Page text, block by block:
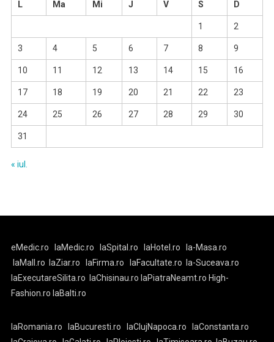
L
Ma Mi J V S D
1 2
3 4 5 6 7 8 9
10 11 12 13 14 15 16
17 18 19 20 21 22 23
24 25 26 27 28 29 30
31
« iul.
eMedic.ro laMedic.ro laSpital.ro laHotel.ro
la-Masa.ro
laMall.ro
laZiar.ro laFirma.ro laFacultate.ro
la-Suceava.ro
laExecutareSilita.ro
laChisinau.ro laPiatraNeamt.ro High-
Fashion.ro laBalti.ro
laRomania.ro laBucuresti.ro laClujNapoca.ro
laConstanta.ro